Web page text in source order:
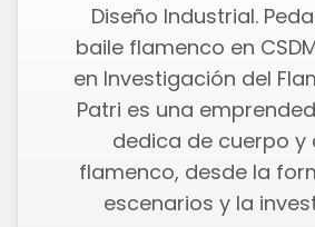
Diseño Industrial.
baile flamenco en
en Investigación del
Patri es una
dedica de cuerpo y
flamenco, desde la
escenarios y la